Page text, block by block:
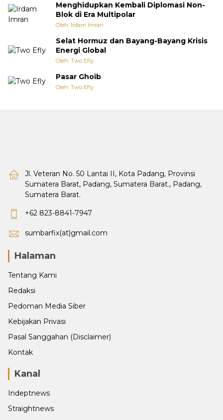
Menghidupkan Kembali Diplomasi Non-
Blok di Era Multipolar
Oleh: Irdam Imran
Selat Hormuz dan Bayang-Bayang Krisis
Energi Global
Oleh: Two Efly
Pasar Ghoib
Oleh: Two Efly
Jl. Veteran No. 50 Lantai II, Kota Padang, Provinsi
Sumatera Barat, Padang, Sumatera Barat., Padang,
Sumatera Barat.
+62 823-8841-7947
sumbarfix(at)gmail.com
Halaman
Tentang Kami
Redaksi
Pedoman Media Siber
Kebijakan Privasi
Pasal Sanggahan (Disclaimer)
Kontak
Kanal
Indeptnews
Straightnews